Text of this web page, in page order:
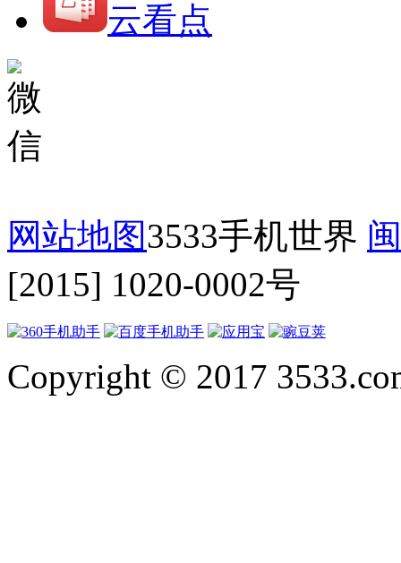
云看点
网站地图3533手机世界
[2015] 1020-0002号
Copyright © 2017